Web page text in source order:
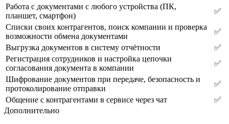
Работа с документами с любого устройства (ПК,
планшет, смартфон)
✅
Списки своих контрагентов, поиск компании и проверка
возможности обмена документами
✅
Выгрузка документов в систему отчётности
✅
Регистрация сотрудников и настройка цепочки
согласования документа в компании
✅
Шифрование документов при передаче, безопасность и
протоколирование отправки
✅
Общение с контрагентами в сервисе через чат
✅
Дополнительно